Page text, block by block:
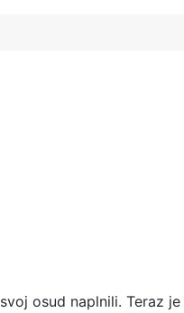
osud naplnili. Teraz